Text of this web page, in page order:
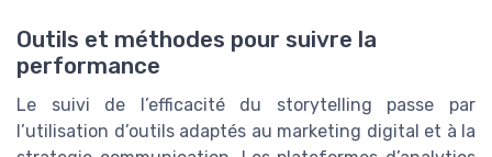
Outils et méthodes pour suivre la
performance
Le suivi de l’efficacité du storytelling passe par
l’utilisation d’outils adaptés au marketing digital et à la